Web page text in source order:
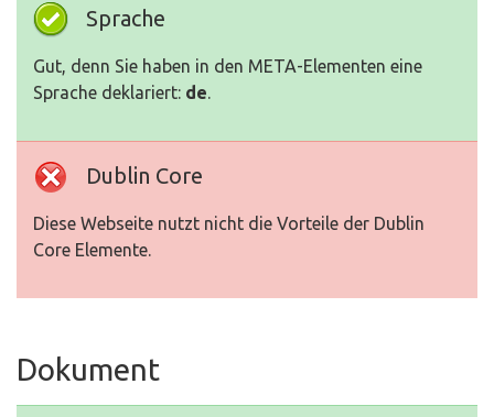
Sprache
Gut, denn Sie haben in den META-Elementen eine
Sprache deklariert: de.
Dublin Core
Diese Webseite nutzt nicht die Vorteile der Dublin
Core Elemente.
Dokument